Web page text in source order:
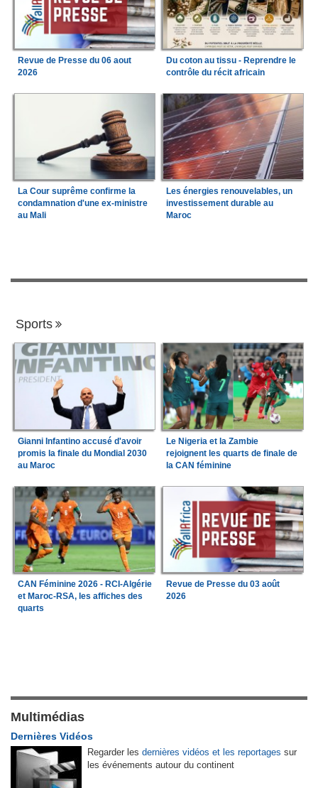
Revue de Presse du 06 aout
2026
Du coton au tissu - Reprendre le
contrôle du récit africain
La Cour suprême confirme la
condamnation d'une ex-ministre
au Mali
Les énergies renouvelables, un
investissement durable au
Maroc
Sports
Gianni Infantino accusé d'avoir
promis la finale du Mondial 2030
au Maroc
Le Nigeria et la Zambie
rejoignent les quarts de finale de
la CAN féminine
CAN Féminine 2026 - RCI-Algérie
et Maroc-RSA, les affiches des
quarts
Revue de Presse du 03 août
2026
Multimédias
Dernières Vidéos
Regarder les dernières vidéos et les reportages sur
les événements autour du continent